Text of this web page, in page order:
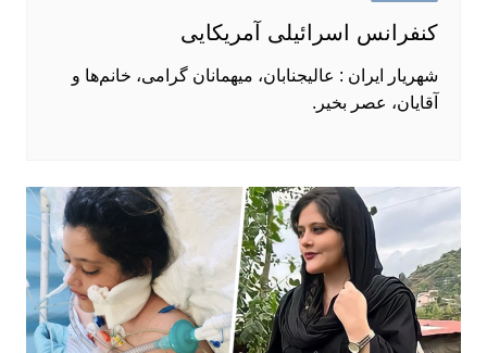
کنفرانس اسرائیلی آمریکایی
شهریار ایران : عالیجنابان، میهمانان گرامی، خانم‌ها و
آقایان، عصر بخیر.